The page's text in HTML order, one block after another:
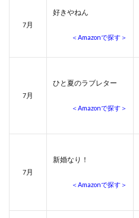
7月
好きやねん
＜Amazonで探す＞
7月
ひと夏のラブレター
＜Amazonで探す＞
7月
新婚なり！
＜Amazonで探す＞